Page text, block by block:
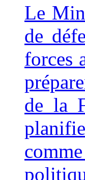
Le
de
forces
de la